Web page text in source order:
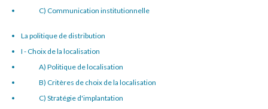
C) Communication institutionnelle
La politique de distribution
I - Choix de la localisation
A) Politique de localisation
B) Critères de choix de la localisation
C) Stratégie d'implantation